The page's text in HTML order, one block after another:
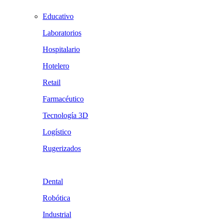
Educativo
Laboratorios
Hospitalario
Hotelero
Retail
Farmacéutico
Tecnología 3D
Logístico
Rugerizados
Dental
Robótica
Industrial